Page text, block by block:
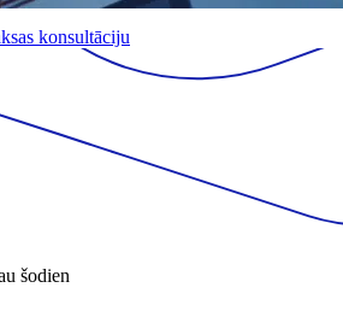
konsultāciju
šodien